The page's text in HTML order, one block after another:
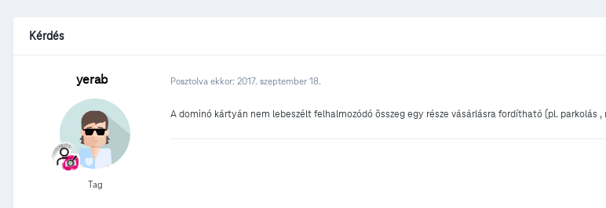
Kérdés
yerab
Tag
Posztolva ekkor: 2017. szeptember 18.
A dominó kártyán nem lebeszélt felhalmozódó összeg egy része vásárlásra fordítható (pl.